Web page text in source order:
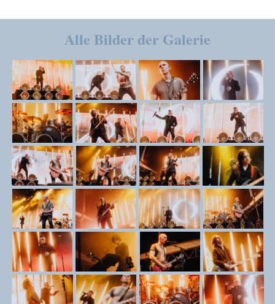
Alle Bilder der Galerie